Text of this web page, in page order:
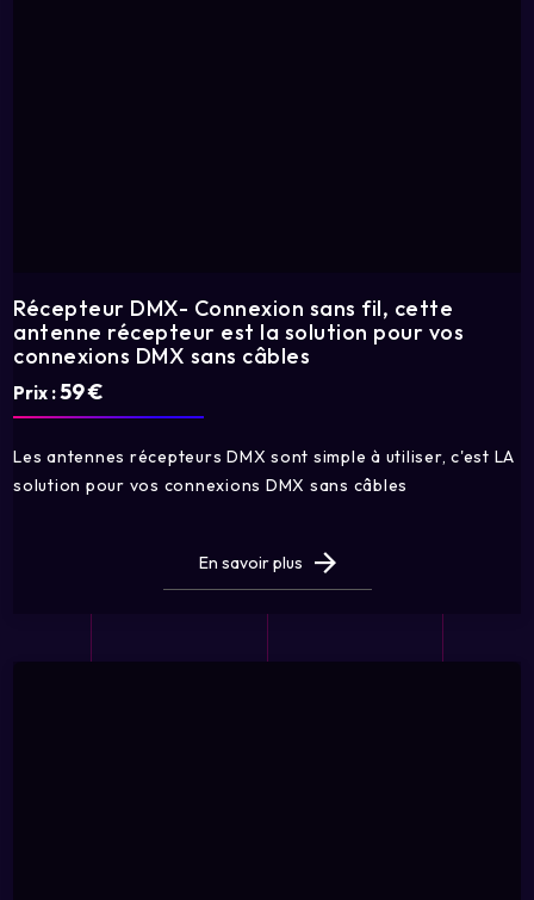
Récepteur DMX- Connexion sans fil, cette
antenne récepteur est la solution pour vos
connexions DMX sans câbles
Prix :59 €
Les antennes récepteurs DMX sont simple à utiliser, c'est LA
solution pour vos connexions DMX sans câbles
En savoir plus